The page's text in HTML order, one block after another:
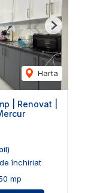
Harta
Next
| Renovat |
închiriat
mp